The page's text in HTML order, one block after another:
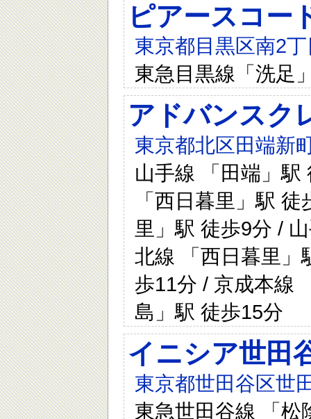
ピアースコー
東京都目黒区南2
東急目黒線「洗足
アドバンスク
東京都北区田端新
山手線 「田端」駅
「西日暮里」駅
里」駅 徒歩9分 /
北線 「西日暮里」
歩11分 / 京成本線
島」駅 徒歩15分
イニシア世田
東京都世田谷区世
東急世田谷線 「松